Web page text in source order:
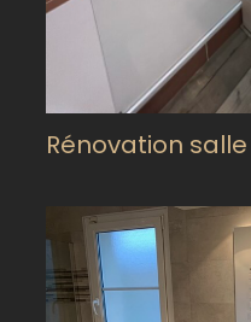
Rénovation